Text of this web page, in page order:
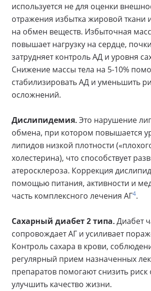
используется не для оценки
отражения избытка жировой ткани
на обмен веществ. Избыточная
повышает нагрузку на сердце,
затрудняет контроль АД и уровня
Снижение массы тела на 5-10%
стабилизировать АД и уменьшить
осложнений.
Дислипидемия.Это нарушение
обмена, при котором повышается
липидов низкой плотности
холестерина), что способствует
атеросклероза. Коррекция
помощью питания, активности и
часть комплексного лечения АГ4.
Сахарный диабет 2 типа.Диабет
сопровождает АГ и усиливает
Контроль сахара в крови,
регулярный прием назначенных
препаратов помогают снизить
улучшить качество жизни.